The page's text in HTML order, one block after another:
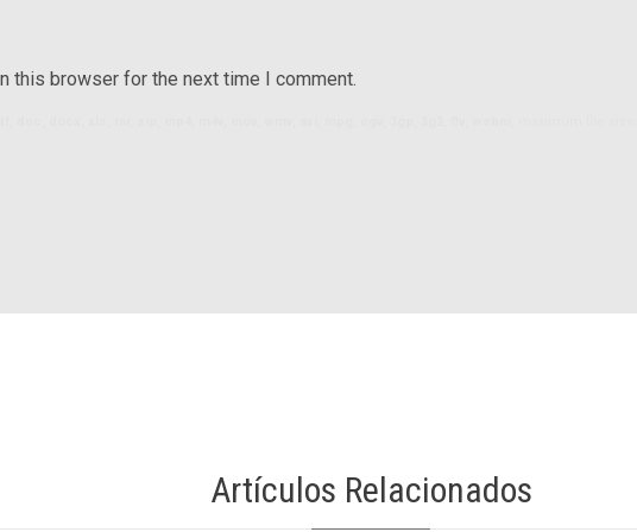
this browser for the next time I comment.
Artículos Relacionados